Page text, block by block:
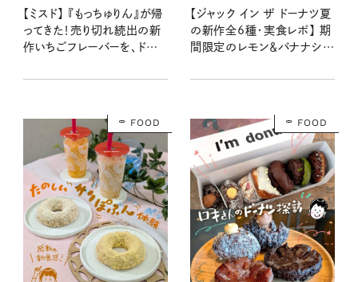
【ミスド】 『もっちゅりん』が帰
ってきた！売り切れ続出の新
作いちごフレーバーを、ドーナ
【ジャック イン ザ ドーナツ夏
の新作全6種・実食レポ】 期
間限定のレモン＆バナナシリ
イチオシの、さわやかで濃厚
FOOD FOOD